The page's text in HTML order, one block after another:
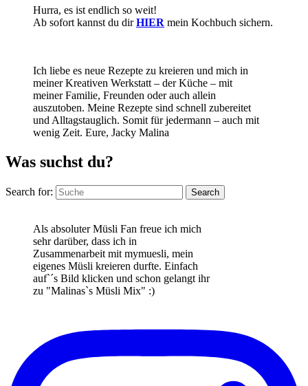
Hurra, es ist endlich so weit!
Ab sofort kannst du dirHIER mein Kochbuch sichern.
Ich liebe es neue Rezepte zu kreieren und mich in
meiner Kreativen Werkstatt – der Küche – mit
meiner Familie, Freunden oder auch allein
auszutoben. Meine Rezepte sind schnell zubereitet
und Alltagstauglich. Somit für jedermann – auch mit
wenig Zeit. Eure, Jacky Malina
Was suchst du?
Search for: Search
Als absoluter Müsli Fan freue ich mich
sehr darüber, dass ich in
Zusammenarbeit mit mymuesli, mein
eigenes Müsli kreieren durfte. Einfach
auf`´s Bild klicken und schon gelangt ihr
zu "Malinas`s Müsli Mix" :)